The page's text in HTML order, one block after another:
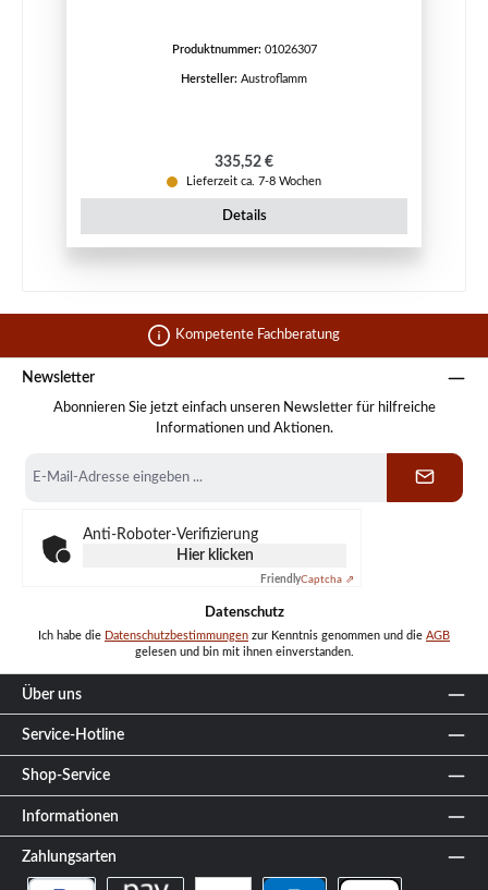
Produktnummer: 01026307
Hersteller: Austroflamm
Regulärer Preis:
335,52 €
Lieferzeit ca. 7-8 Wochen
Details
Kompetente Fachberatung
Newsletter
Abonnieren Sie jetzt einfach unseren Newsletter für hilfreiche
Informationen und Aktionen.
Mail-
Anti-Roboter-Verifizierung
Hier klicken
FriendlyCaptcha ⇗
Datenschutz
Ich habe die Datenschutzbestimmungen zur Kenntnis genommen und die AGB
gelesen und bin mit ihnen einverstanden.
Über uns
Service-Hotline
Shop-Service
Informationen
Zahlungsarten